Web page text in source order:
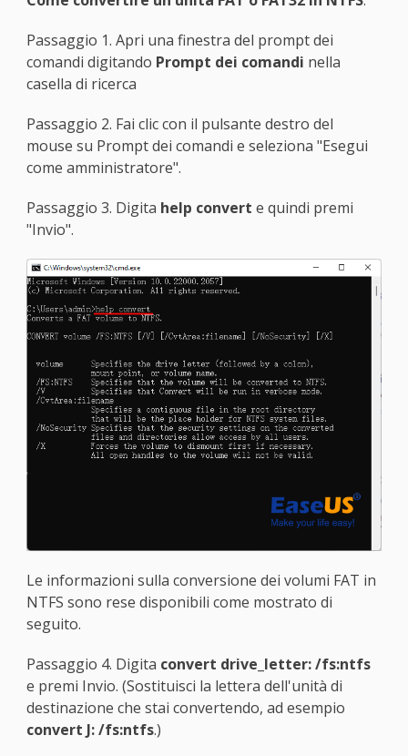
Passaggio 1. Apri una finestra del prompt dei
comandi digitando Prompt dei comandi nella
casella di ricerca
Passaggio 2. Fai clic con il pulsante destro del
mouse su Prompt dei comandi e seleziona "Esegui
come amministratore".
Passaggio 3. Digita help convert e quindi premi
"Invio".
Le informazioni sulla conversione dei volumi FAT in
NTFS sono rese disponibili come mostrato di
seguito.
Passaggio 4. Digita convert drive_letter: /fs:ntfs
e premi Invio. (Sostituisci la lettera dell'unità di
destinazione che stai convertendo, ad esempio
convert J: /fs:ntfs.)